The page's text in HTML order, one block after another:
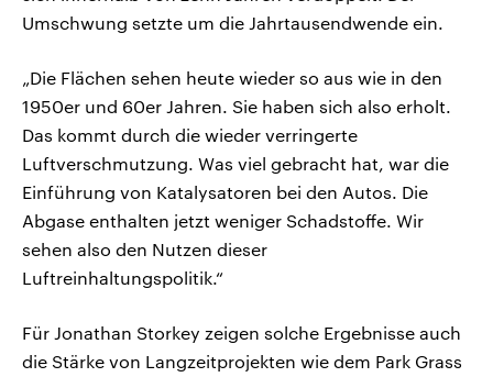
Umschwung setzte um die Jahrtausendwende ein.
„Die Flächen sehen heute wieder so aus wie in den
1950er und 60er Jahren. Sie haben sich also erholt.
Das kommt durch die wieder verringerte
Luftverschmutzung. Was viel gebracht hat, war die
Einführung von Katalysatoren bei den Autos. Die
Abgase enthalten jetzt weniger Schadstoffe. Wir
sehen also den Nutzen dieser
Luftreinhaltungspolitik.“
Für Jonathan Storkey zeigen solche Ergebnisse auch
die Stärke von Langzeitprojekten wie dem Park Grass